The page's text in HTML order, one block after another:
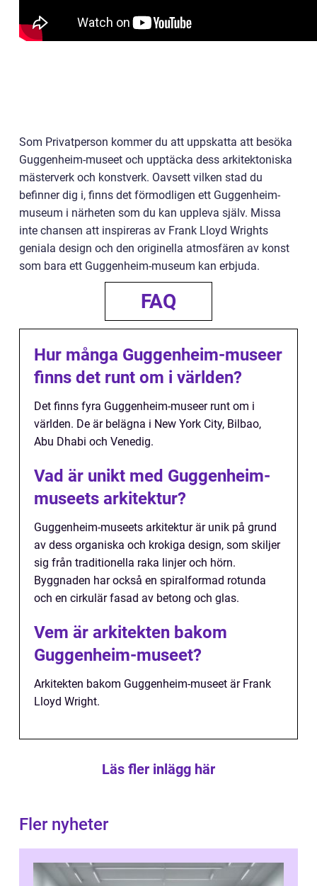
Som Privatperson kommer du att uppskatta att besöka
Guggenheim-museet och upptäcka dess arkitektoniska
mästerverk och konstverk. Oavsett vilken stad du
befinner dig i, finns det förmodligen ett Guggenheim-
museum i närheten som du kan uppleva själv. Missa
inte chansen att inspireras av Frank Lloyd Wrights
geniala design och den originella atmosfären av konst
som bara ett Guggenheim-museum kan erbjuda.
FAQ
Hur många Guggenheim-museer
finns det runt om i världen?
Det finns fyra Guggenheim-museer runt om i
världen. De är belägna i New York City, Bilbao,
Abu Dhabi och Venedig.
Vad är unikt med Guggenheim-
museets arkitektur?
Guggenheim-museets arkitektur är unik på grund
av dess organiska och krokiga design, som skiljer
sig från traditionella raka linjer och hörn.
Byggnaden har också en spiralformad rotunda
och en cirkulär fasad av betong och glas.
Vem är arkitekten bakom
Guggenheim-museet?
Arkitekten bakom Guggenheim-museet är Frank
Lloyd Wright.
Läs fler inlägg här
Fler nyheter